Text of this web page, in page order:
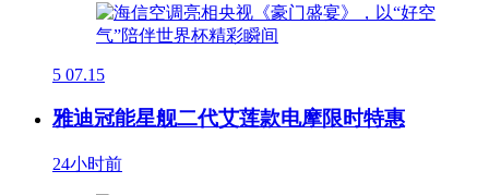
5 07.15
雅迪冠能星舰二代艾莲款电摩限时特惠
24小时前